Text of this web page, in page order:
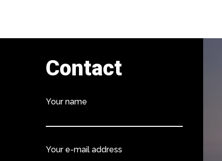
Contact
Your name
Your e-mail address